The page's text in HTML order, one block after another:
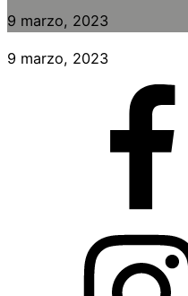
9 marzo, 2023
9 marzo, 2023